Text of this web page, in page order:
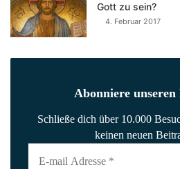
Gott zu sein?
4. Februar 2017
Abonniere unseren
Schließe dich über 10.000
keinen neuen
E-
mail